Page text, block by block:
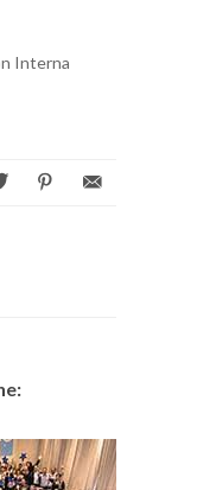
Interna